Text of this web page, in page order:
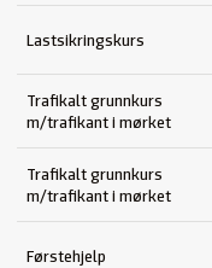
Lastsikringskurs
Trafikalt grunnkurs
m/trafikant i mørket
Trafikalt grunnkurs
m/trafikant i mørket
Førstehjelp